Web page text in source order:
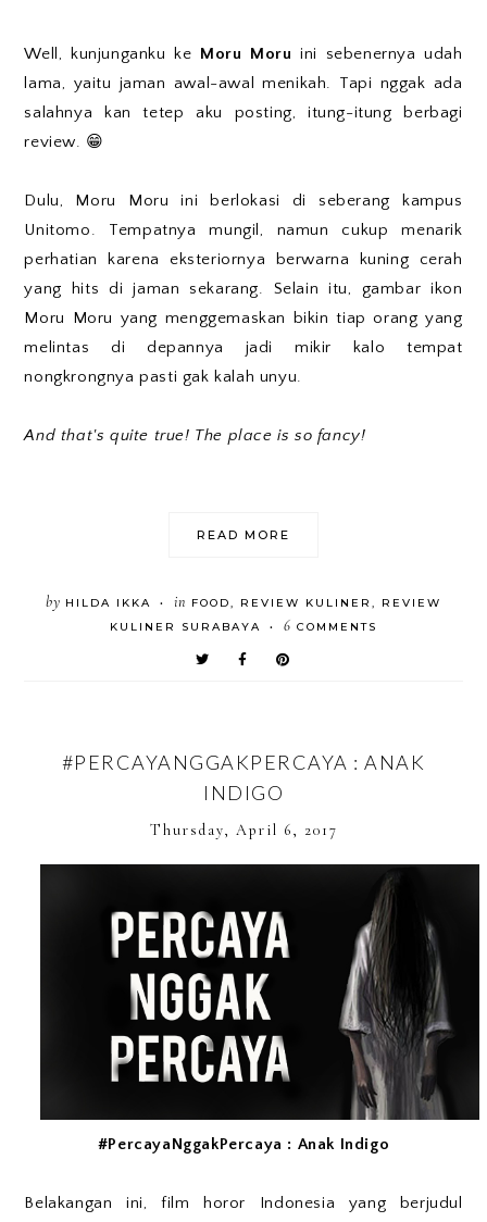
Well, kunjunganku ke Moru Moru ini sebenernya udah
lama, yaitu jaman awal-awal menikah. Tapi nggak ada
salahnya kan tetep aku posting, itung-itung berbagi
review. 😁
Dulu, Moru Moru ini berlokasi di seberang kampus
Unitomo. Tempatnya mungil, namun cukup menarik
perhatian karena eksteriornya berwarna kuning cerah
yang hits di jaman sekarang. Selain itu, gambar ikon
Moru Moru yang menggemaskan bikin tiap orang yang
melintas di depannya jadi mikir kalo tempat
nongkrongnya pasti gak kalah unyu.
And that's quite true! The place is so fancy!
READ MORE
by HILDA IKKA • in FOOD, REVIEW KULINER , REVIEW
KULINER SURABAYA
• 6 COMMENTS
#PERCAYANGGAKPERCAYA : ANAK
INDIGO
Thursday, April 6, 2017
#PercayaNggakPercaya : Anak Indigo
Belakangan ini, film horor Indonesia yang berjudul